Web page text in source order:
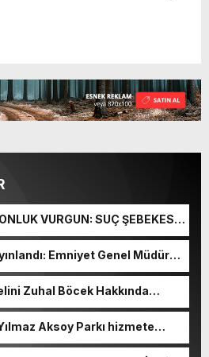
VURGUN: SUÇ ŞEBEKESİ
BASTI!
Emniyet Genel Müdürü
Zuhal Böcek Hakkında
Aksoy Parkı hizmete